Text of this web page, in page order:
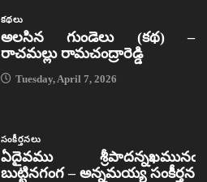
కథలు
అలసిన గుండెలు (కథ) –
రాచమల్లు రామచంద్రారెడ్డి
Tuesday, April 7, 2026
సంకీర్తనలు
ఏదైవము శ్రీపాదన్నఖమునఁ
బుట్టినగంగ – అన్నమయ్య సంకీర్తన